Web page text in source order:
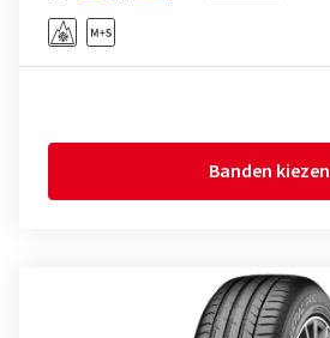
Banden kiezen